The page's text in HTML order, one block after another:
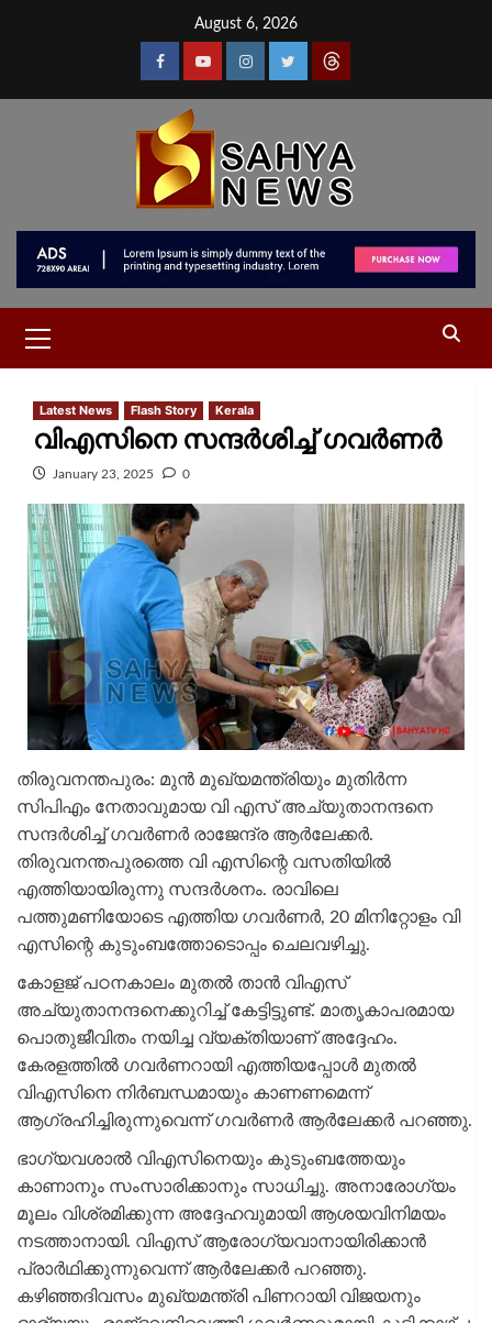
August 6, 2026
Latest News Flash Story Kerala
വിഎസിനെ സന്ദര്‍ശിച്ച് ഗവര്‍ണര്‍
January 23, 2025 0
തിരുവനന്തപുരം: മുന്‍ മുഖ്യമന്ത്രിയും മുതിര്‍ന്ന
സിപിഎം നേതാവുമായ വി എസ് അച്യുതാനന്ദനെ
സന്ദര്‍ശിച്ച് ഗവര്‍ണര്‍ രാജേന്ദ്ര ആര്‍ലേക്കര്‍.
തിരുവനന്തപുരത്തെ വി എസിന്റെ വസതിയില്‍
എത്തിയായിരുന്നു സന്ദര്‍ശനം. രാവിലെ
പത്തുമണിയോടെ എത്തിയ ഗവര്‍ണര്‍, 20 മിനിറ്റോളം വി
എസിന്റെ കുടുംബത്തോടൊപ്പം ചെലവഴിച്ചു.
കോളജ് പഠനകാലം മുതല്‍ താന്‍ വിഎസ്
അച്യുതാനന്ദനെക്കുറിച്ച് കേട്ടിട്ടുണ്ട്. മാതൃകാപരമായ
പൊതുജീവിതം നയിച്ച വ്യക്തിയാണ് അദ്ദേഹം.
കേരളത്തില്‍ ഗവര്‍ണറായി എത്തിയപ്പോള്‍ മുതല്‍
വിഎസിനെ നിര്‍ബന്ധമായും കാണണമെന്ന്
ആഗ്രഹിച്ചിരുന്നുവെന്ന് ഗവര്‍ണര്‍ ആര്‍ലേക്കര്‍ പറഞ്ഞു.
ഭാഗ്യവശാല്‍ വിഎസിനെയും കുടുംബത്തേയും
കാണാനും സംസാരിക്കാനും സാധിച്ചു. അനാരോഗ്യം
മൂലം വിശ്രമിക്കുന്ന അദ്ദേഹവുമായി ആശയവിനിമയം
നടത്താനായി. വിഎസ് ആരോഗ്യവാനായിരിക്കാന്‍
പ്രാര്‍ഥിക്കുന്നുവെന്ന് ആര്‍ലേക്കര്‍ പറഞ്ഞു.
കഴിഞ്ഞദിവസം മുഖ്യമന്ത്രി പിണറായി വിജയനും